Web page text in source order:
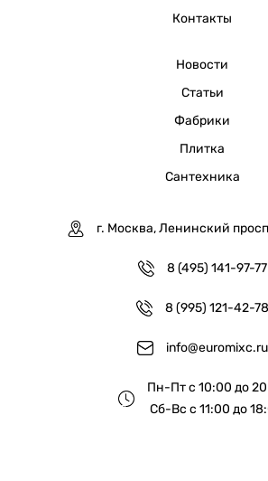
Контакты
Новости
Статьи
Фабрики
Плитка
Сантехника
г. Москва, Ленинский
8 (495) 141-97-77
8 (995) 121-42-78
info@euromixc.ru
Пн-Пт с 10:00 до
Сб-Вс с 11:00 до